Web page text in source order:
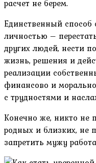
расчет не берем.
Единственный способ
личностью –
других людей, нести
жизнь, решения и
реализации
финансово и
с трудностями и
Конечно же, никто не
родных и близких, не
запретить мужу